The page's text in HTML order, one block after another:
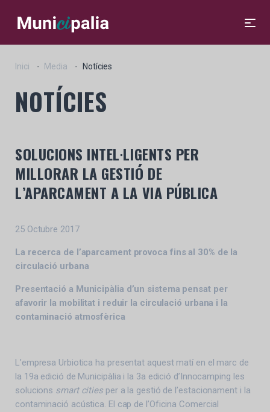
Inici Media Notícies
NOTÍCIES
SOLUCIONS INTEL·LIGENTS PER
MILLORAR LA GESTIÓ DE
L’APARCAMENT A LA VIA PÚBLICA
25 Octubre 2017
La recerca de l’aparcament provoca fins al 30% de la
circulació urbana
Presentació a Municipàlia d’un sistema pensat per
afavorir la mobilitat i reduir la circulació urbana i la
contaminació atmosfèrica
L’empresa Urbiotica ha presentat aquest matí en el marc de
la 19a edició de Municipàlia i la 3a edició d’Innocamping les
solucions smart cities per a la gestió de l’estacionament i la
contaminació acústica. El cap de l’Oficina Comercial